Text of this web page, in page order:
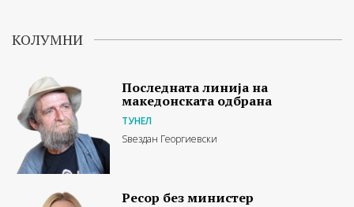
КОЛУМНИ
Последната линија на
македонската одбрана
ТУНЕЛ
Ѕвездан Георгиевски
Ресор без министер